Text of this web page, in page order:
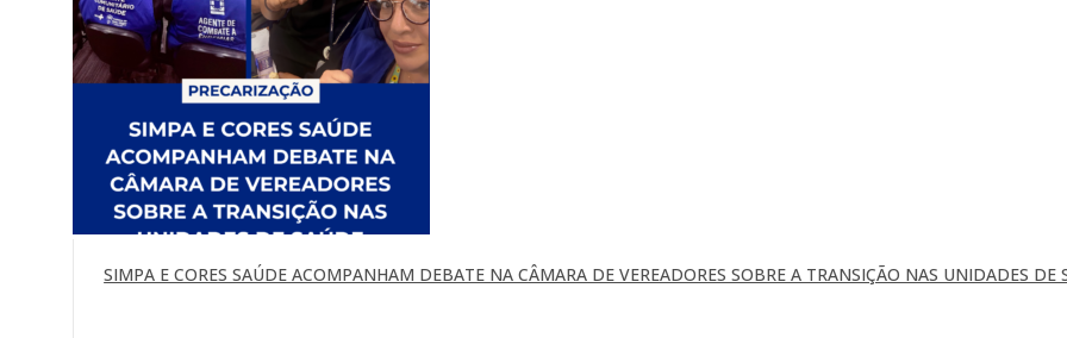
SIMPA E CORES SAÚDE ACOMPANHAM DEBATE NA CÂMARA DE VEREADORES SOBRE A TRANSIÇÃO NAS UNIDADES DE